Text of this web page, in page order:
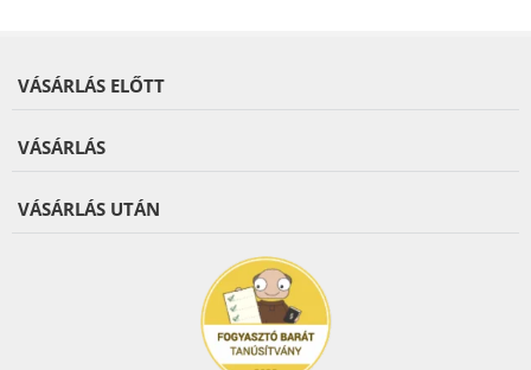
VÁSÁRLÁS ELŐTT
VÁSÁRLÁS
VÁSÁRLÁS UTÁN